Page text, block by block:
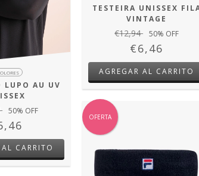
LUPO AU UV
50% OFF
CARRITO
TESTEIRA UNISSEX
VINTAGE
€12,94 50% OFF
€6,46
OFERTA